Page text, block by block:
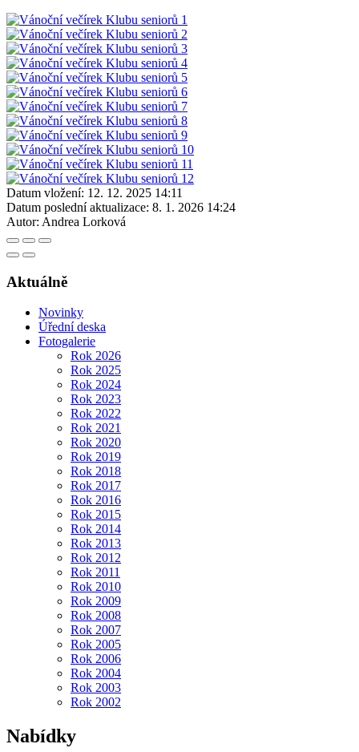
Datum vložení: 12. 12. 2025 14:11
Datum poslední aktualizace: 8. 1. 2026 14:24
Autor: Andrea Lorková
Aktuálně
Novinky
Úřední deska
Fotogalerie
Rok 2026
Rok 2025
Rok 2024
Rok 2023
Rok 2022
Rok 2021
Rok 2020
Rok 2019
Rok 2018
Rok 2017
Rok 2016
Rok 2015
Rok 2014
Rok 2013
Rok 2012
Rok 2011
Rok 2010
Rok 2009
Rok 2008
Rok 2007
Rok 2005
Rok 2006
Rok 2004
Rok 2003
Rok 2002
Nabídky